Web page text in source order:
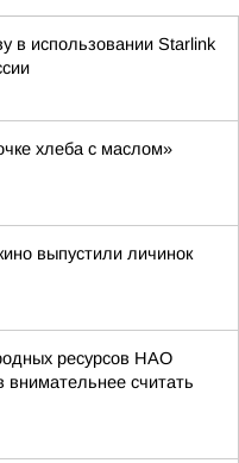
в использовании Starlink
хлеба с маслом»
выпустили личинок
ресурсов НАО
внимательнее считать